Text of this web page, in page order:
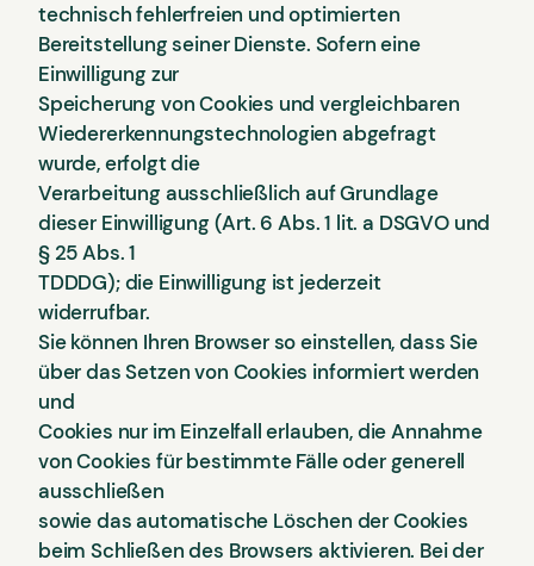
technisch fehlerfreien und optimierten
Bereitstellung seiner Dienste. Sofern eine
Einwilligung zur
Speicherung von Cookies und vergleichbaren
Wiedererkennungstechnologien abgefragt
wurde, erfolgt die
Verarbeitung ausschließlich auf Grundlage
dieser Einwilligung (Art. 6 Abs. 1 lit. a DSGVO und
§ 25 Abs. 1
TDDDG); die Einwilligung ist jederzeit
widerrufbar.
Sie können Ihren Browser so einstellen, dass Sie
über das Setzen von Cookies informiert werden
und
Cookies nur im Einzelfall erlauben, die Annahme
von Cookies für bestimmte Fälle oder generell
ausschließen
sowie das automatische Löschen der Cookies
beim Schließen des Browsers aktivieren. Bei der